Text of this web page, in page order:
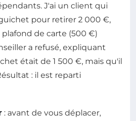
J'ai un client qui
pour retirer 2 000 €,
de carte (500 €)
a refusé, expliquant
était de 1 500 €, mais qu'il
: il est reparti
: avant de vous déplacer,